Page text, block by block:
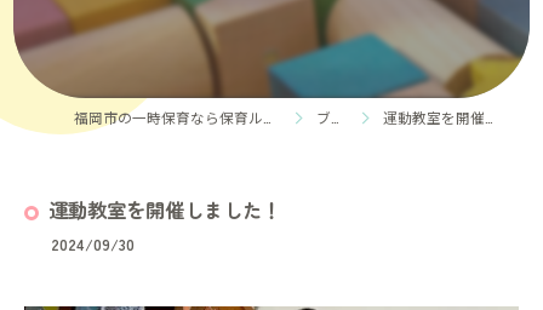
ブログ 運動教室を開催しました！
運動教室を開催しました！
2024/09/30